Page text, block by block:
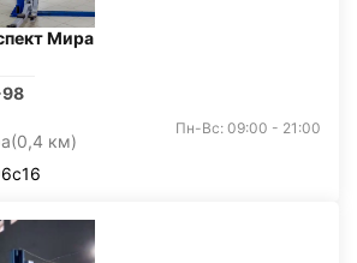
Мира
(0,4 км)
Пн-Вс: 09:00 - 21:00